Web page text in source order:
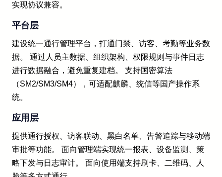
实现协议兼容。
平台层
建设统一通行管理平台，打通门禁、访客、考勤等业务数
据。 通过人员主数据、组织架构、权限规则与事件日志
进行数据融合，避免重复建档。 支持国密算法
（SM2/SM3/SM4），可适配麒麟、统信等国产操作系
统。
应用层
提供通行授权、访客联动、黑白名单、告警追踪与移动端
审批等功能。 面向管理端实现统一报表、设备监测、策
略下发与日志审计。 面向使用端支持刷卡、二维码、人